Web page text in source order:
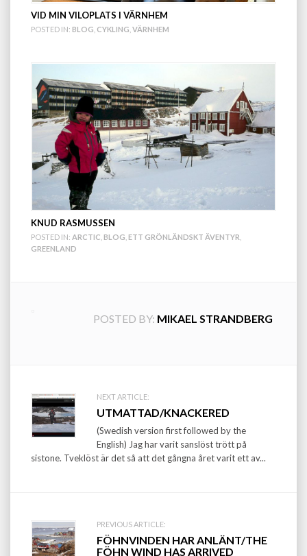
VID MIN VILOPLATS I VÄRNHEM
POSTED IN: BLOG CYKLING VÄRNHEM
KNUD RASMUSSEN
POSTED IN: ARCTIC BLOG ETT GRÖNLÄNDSKT ÄVENTYR
GREENLAND
POSTED BY: MIKAEL STRANDBERG
Post
navigation
NEXT ARTICLE:
UTMATTAD/KNACKERED
(Swedish version first followed by the
English) Jag har varit sanslöst trött på
sistone. Tveklöst är det så att det gångna året varit ett av...
PREVIOUS ARTICLE:
FÖHNVINDEN HAR ANLÄNT/THE
FÖHN WIND HAS ARRIVED